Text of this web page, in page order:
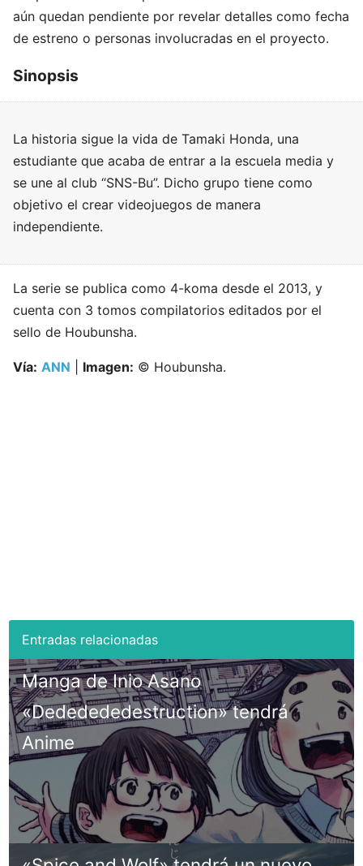
aún quedan pendiente por revelar detalles como fecha
de estreno o personas involucradas en el proyecto.
Sinopsis
La historia sigue la vida de Tamaki Honda, una
estudiante que acaba de entrar a la escuela media y
se une al club “SNS-Bu”. Dicho grupo tiene como
objetivo el crear videojuegos de manera
independiente.
La serie se publica como 4-koma desde el 2013, y
cuenta con 3 tomos compilatorios editados por el
sello de Houbunsha.
Vía: ANN Imagen: © Houbunsha.
Manga de Inio Asano
«Dededededestruction» tendrá
Anime